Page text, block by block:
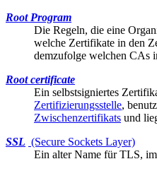
Root Program
Die Regeln, die eine
welche Zertifikate in den
demzufolge welchen CAs
Root certificate
Ein selbstsigniertes
Zertifizierungsstelle,
Zwischenzertifikats und
SSL (Secure Sockets Layer)
Ein alter Name fürTLS,